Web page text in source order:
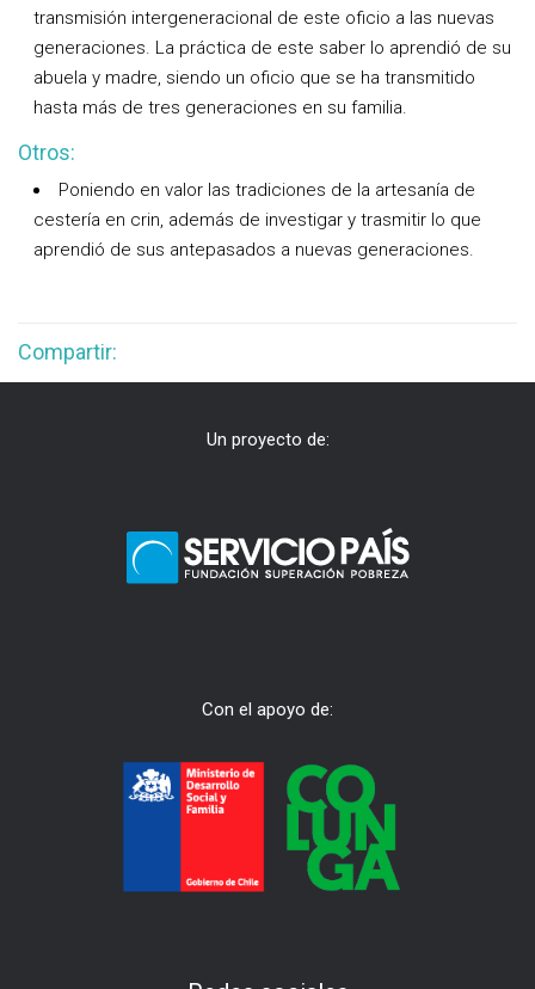
transmisión intergeneracional de este oficio a las nuevas
generaciones. La práctica de este saber lo aprendió de su
abuela y madre, siendo un oficio que se ha transmitido
hasta más de tres generaciones en su familia.
Otros:
Poniendo en valor las tradiciones de la artesanía de
cestería en crin, además de investigar y trasmitir lo que
aprendió de sus antepasados a nuevas generaciones.
Compartir:
Un proyecto de:
Con el apoyo de: